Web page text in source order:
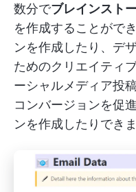
数分でブレインスト
を作成することがで
ンを作成したり、デ
ためのクリエイティ
ーシャルメディア投
コンバージョンを促
ンを作成したりできま